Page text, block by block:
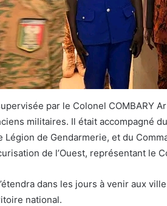
par le Colonel COMBARY
militaires. Il était accompagné
Légion de Gendarmerie, et du
de l’Ouest, représentant le
dans les jours à venir aux
national.